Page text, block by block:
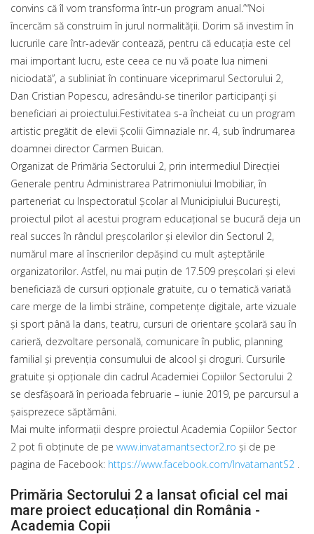
convins că îl vom transforma într-un program anual.”“Noi
încercăm să construim în jurul normalității. Dorim să investim în
lucrurile care într-adevăr contează, pentru că educația este cel
mai important lucru, este ceea ce nu vă poate lua nimeni
niciodată”, a subliniat în continuare viceprimarul Sectorului 2,
Dan Cristian Popescu, adresându-se tinerilor participanți și
beneficiari ai proiectului.Festivitatea s-a încheiat cu un program
artistic pregătit de elevii Școlii Gimnaziale nr. 4, sub îndrumarea
doamnei director Carmen Buican.
Organizat de Primăria Sectorului 2, prin intermediul Direcției
Generale pentru Administrarea Patrimoniului Imobiliar, în
parteneriat cu Inspectoratul Școlar al Municipiului București,
proiectul pilot al acestui program educațional se bucură deja un
real succes în rândul preșcolarilor și elevilor din Sectorul 2,
numărul mare al înscrierilor depășind cu mult așteptările
organizatorilor. Astfel, nu mai puțin de 17.509 preșcolari și elevi
beneficiază de cursuri opționale gratuite, cu o tematică variată
care merge de la limbi străine, competențe digitale, arte vizuale
și sport până la dans, teatru, cursuri de orientare școlară sau în
carieră, dezvoltare personală, comunicare în public, planning
familial și prevenția consumului de alcool și droguri. Cursurile
gratuite și opționale din cadrul Academiei Copiilor Sectorului 2
se desfășoară în perioada februarie – iunie 2019, pe parcursul a
șaisprezece săptămâni.
Mai multe informații despre proiectul Academia Copiilor Sector
2 pot fi obținute de pe www.invatamantsector2.ro și de pe
pagina de Facebook: https://www.facebook.com/InvatamantS2
Primăria Sectorului 2 a lansat oficial cel mai
mare proiect educațional din România -
Academia Copii